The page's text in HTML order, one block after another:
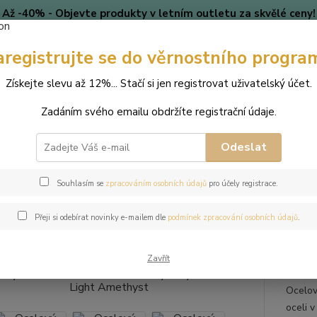
Až -40% - Objevte produkty v letním outletu za skvělé ceny!
🎄 VÁNOCE Blog
Hledat
(Po-
Ocelový náramek Chaton Deluxe s krystaly
náramek Chaton Deluxe
oceli
se do věrnostního
Získejte slevu až 12%... Stačí si jen registrovat uživatelský účet.
Zadáním svého emailu obdržíte registrační údaje.
Odeslat
Souhlasím se zpracováním osobních údajůpro účely registrace.
Přeji si odebírat novinky e-mailem dle podmínek zpracování osobních údajů.
Zavřít